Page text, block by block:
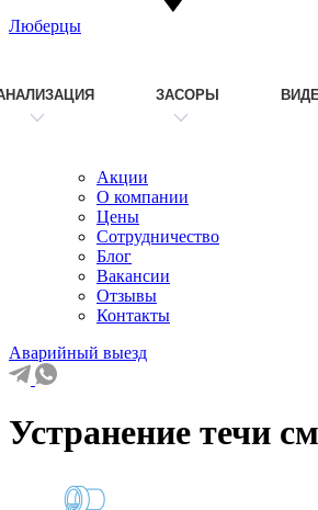
Люберцы
ЗАСОРЫ
Акции
О компании
Цены
Сотрудничество
Блог
Вакансии
Отзывы
Контакты
Аварийный выезд
Устранение течи